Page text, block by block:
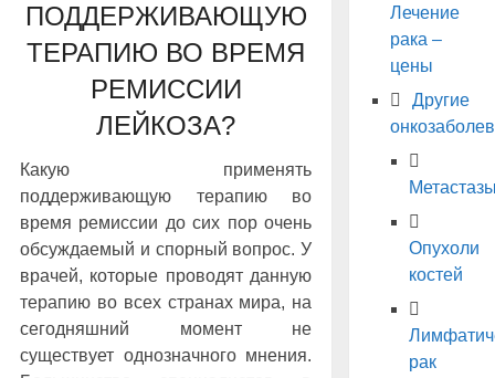
ПОДДЕРЖИВАЮЩУЮ
ТЕРАПИЮ ВО ВРЕМЯ
РЕМИССИИ
ЛЕЙКОЗА?
Какую применять
поддерживающую терапию во
время ремиссии до сих пор очень
обсуждаемый и спорный вопрос. У
врачей, которые проводят данную
терапию во всех странах мира, на
сегодняшний момент не
существует однозначного мнения.
Лечение
рака –
цены
Другие
Опухоли
костей
рак